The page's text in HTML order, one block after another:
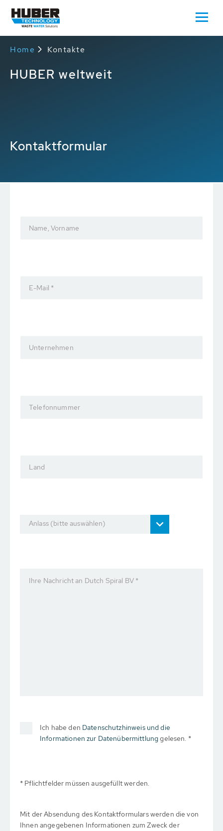
Home Kontakte
HUBER weltweit
Kontaktformular
Name, Vorname
E-Mail *
Unternehmen
Telefonnummer
Land
Anlass (bitte auswählen)
Ihre Nachricht an Dutch Spiral BV *
Ich habe den Datenschutzhinweis und die
Informationen zur Datenübermittlunggelesen. *
* Pflichtfelder müssen ausgefüllt werden.
Mit der Absendung des Kontaktformulars werden die von
Ihnen angegebenen Informationen zum Zweck der